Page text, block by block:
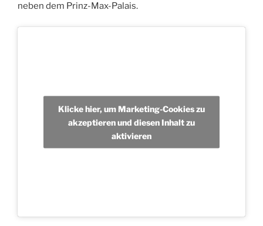
neben dem Prinz-Max-Palais.
Klicke hier, um Marketing-Cookies zu
akzeptieren und diesen Inhalt zu
aktivieren